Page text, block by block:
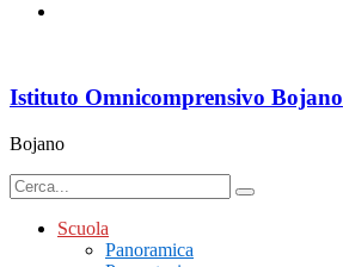
Istituto Omnicomprensivo Bojano
Bojano
Scuola
Panoramica